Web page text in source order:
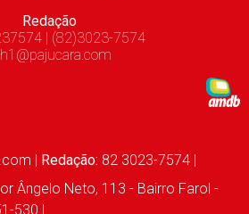
Redação
| (82)3023-7574
| Redação: 82 3023-7574 |
Ângelo Neto, 113 - Bairro Farol -
530 |